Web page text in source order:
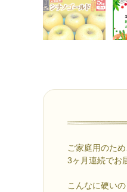
ご家庭用のた
3ヶ月連続でお
こんなに硬い